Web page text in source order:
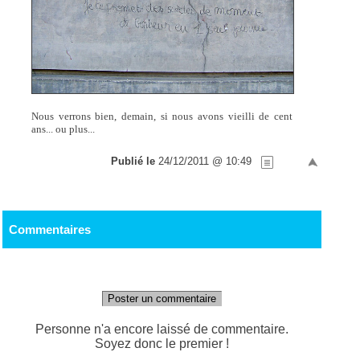
Nous verrons bien, demain, si nous avons vieilli de cent
ans... ou plus...
Publié le 24/12/2011 @ 10:49
Commentaires
Poster un commentaire
Personne n'a encore laissé de commentaire.
Soyez donc le premier !